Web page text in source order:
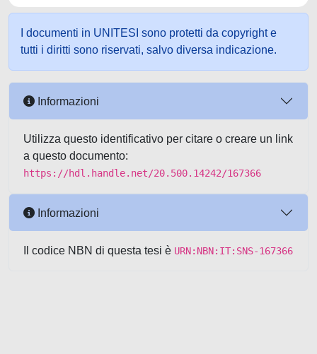
I documenti in UNITESI sono protetti da copyright e
tutti i diritti sono riservati, salvo diversa indicazione.
Informazioni
Utilizza questo identificativo per citare o creare un link
a questo documento:
https://hdl.handle.net/20.500.14242/167366
Informazioni
Il codice NBN di questa tesi è URN:NBN:IT:SNS-167366